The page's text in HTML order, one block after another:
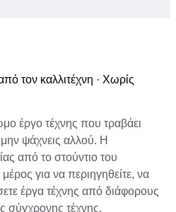
τον καλλιτέχνη · Χωρίς
έργο τέχνης που τραβάει
ψάχνεις αλλού. Η
από το στούντιο του
μέρος για να περιηγηθείτε, να
έργα τέχνης από διάφορους
σύγχρονης τέχνης.